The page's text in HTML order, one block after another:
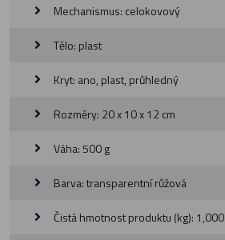
Mechanismus: celokovový
Tělo: plast
Kryt: ano, plast, průhledný
Rozměry: 20 x 10 x 12 cm
Váha: 500 g
Barva: transparentní růžová
Čistá hmotnost produktu (kg): 1,000